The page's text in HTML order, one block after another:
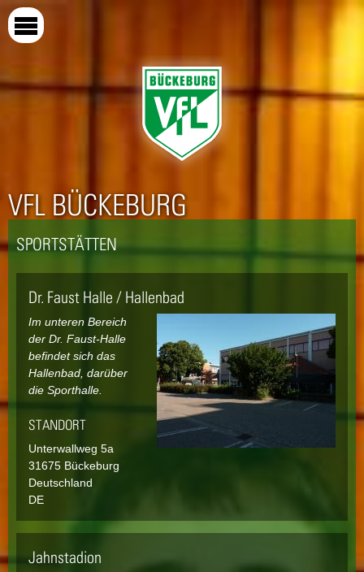
VFL BÜCKEBURG
SPORTSTÄTTEN
Dr. Faust Halle / Hallenbad
Im unteren Bereich
der Dr. Faust-Halle
befindet sich das
Hallenbad, darüber
die Sporthalle.
STANDORT
Unterwallweg 5a
31675 Bückeburg
Deutschland
DE
Jahnstadion